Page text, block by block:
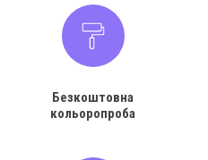
Безкоштовна
кольоропроба